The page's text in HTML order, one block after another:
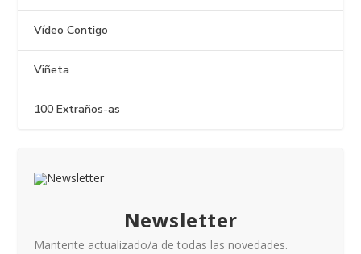
Vídeo Contigo
Viñeta
100 Extraños-as
Newsletter
Mantente actualizado/a de todas las novedades.